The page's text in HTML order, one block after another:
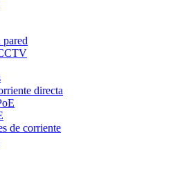
pared
directa
de corriente